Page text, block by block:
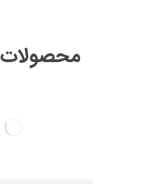
محصولات